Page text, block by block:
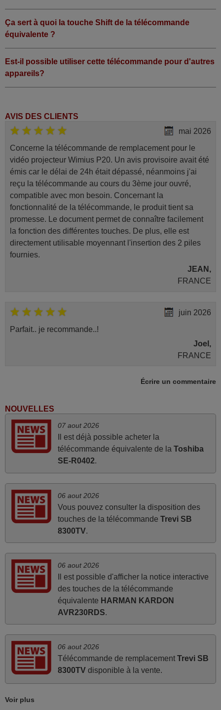
Ça sert à quoi la touche Shift de la télécommande
équivalente ?
Est-il possible utiliser cette télécommande pour d'autres
appareils?
AVIS DES CLIENTS
mai 2026
Concerne la télécommande de remplacement pour le
vidéo projecteur Wimius P20. Un avis provisoire avait été
émis car le délai de 24h était dépassé, néanmoins j'ai
reçu la télécommande au cours du 3ème jour ouvré,
compatible avec mon besoin. Concernant la
fonctionnalité de la télécommande, le produit tient sa
promesse. Le document permet de connaître facilement
la fonction des différentes touches. De plus, elle est
directement utilisable moyennant l'insertion des 2 piles
fournies.
JEAN,
FRANCE
juin 2026
Parfait.. je recommande..!
Joel,
FRANCE
mars 2026
super.
mars 2026
Je suis très content de cet achat. Cette télécommande est
d'une efficacité étonnante. Alors que la télécommande
d'origine ne fonctionnait plus (probablement le LED à
changer), et que certains boutons sur le Combiné Radio-
années 90
Alain,
Ravie de voir que ma commande effectuée a 13h30est
deja traitée et expédiée Je vous en remercie d’avance et
attend la réception Encore merci
FRANCE
Écrire un commentaire
NOUVELLES
07 aout 2026
Il est déjà possible acheter la
télécommande équivalente de la Toshiba
SE-R0402.
06 aout 2026
Vous pouvez consulter la disposition des
touches de la télécommande Trevi SB
8300TV.
06 aout 2026
Il est possible d'afficher la notice interactive
des touches de la télécommande
équivalente HARMAN KARDON
AVR230RDS.
06 aout 2026
Télécommande de remplacement Trevi SB
8300TVdisponible à la vente.
Voir plus